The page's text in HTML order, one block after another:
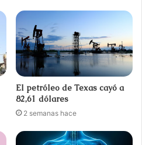
El petróleo de Texas cayó a
82,61 dólares
2 semanas hace